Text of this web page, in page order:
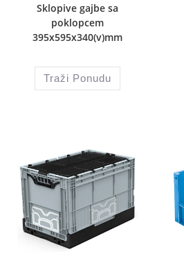
Sklopive gajbe sa
poklopcem
395x595x340(v)mm
Traži Ponudu